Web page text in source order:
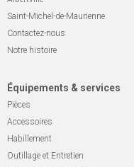
Saint-Michel-de-Maurienne
Contactez-nous
Notre histoire
Équipements & services
Pièces
Accessoires
Habillement
Outillage et Entretien